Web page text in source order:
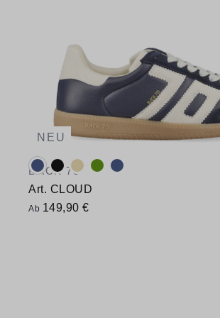
NEU
BACK 70
Art. CLOUD
Ab 149,90 €
Verfügbare Farbvarianten: